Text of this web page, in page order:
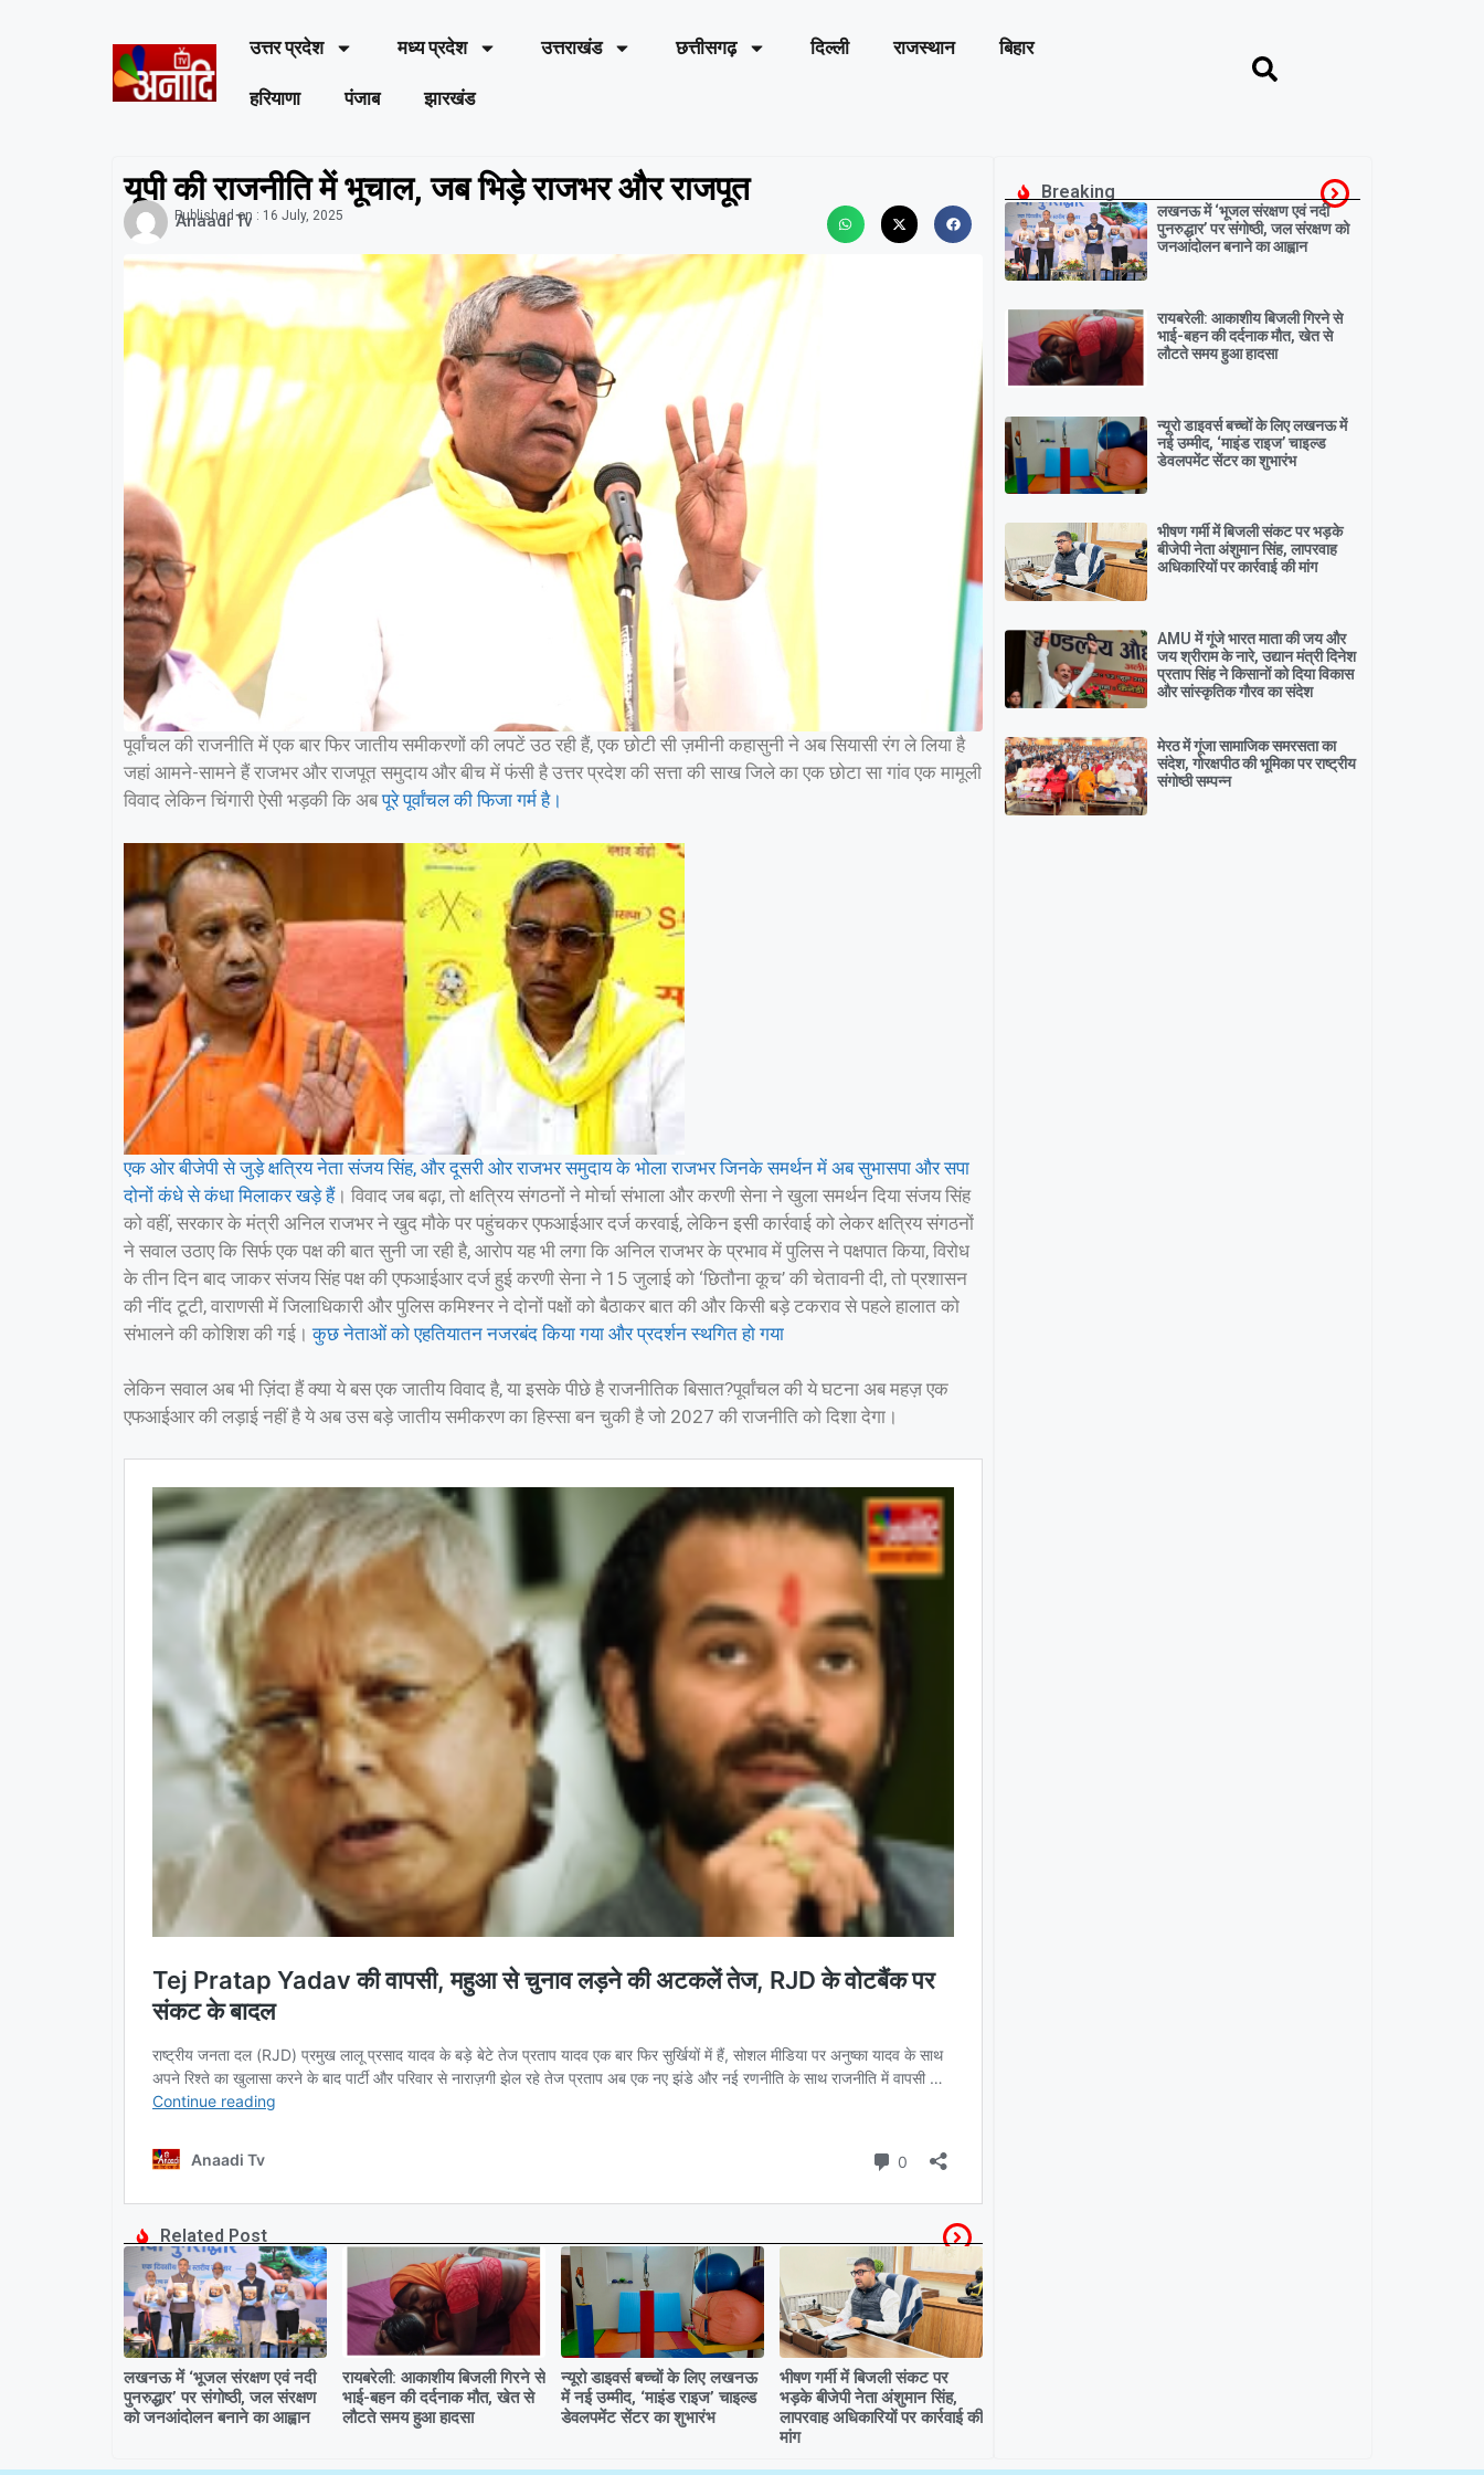
उत्तर प्रदेश मध्य प्रदेश उत्तराखंड छत्तीसगढ़ दिल्ली राजस्थान बिहार
हरियाणा पंजाब झारखंड
यूपी की राजनीति में भूचाल, जब भिड़े राजभर और राजपूत
Anaadi Tv
Published on : 16 July, 2025
पूर्वांचल की राजनीति में एक बार फिर जातीय समीकरणों की लपटें उठ रही हैं, एक छोटी सी ज़मीनी कहासुनी ने अब सियासी रंग ले लिया है
जहां आमने-सामने हैं राजभर और राजपूत समुदाय और बीच में फंसी है उत्तर प्रदेश की सत्ता की साख जिले का एक छोटा सा गांव एक मामूली
विवाद लेकिन चिंगारी ऐसी भड़की कि अबपूरे पूर्वांचल की फिजा गर्म है।
एक ओर बीजेपी से जुड़े क्षत्रिय नेता संजय सिंह, और दूसरी ओर राजभर समुदाय के भोला राजभर जिनके समर्थन में अब सुभासपा और सपा
दोनों कंधे से कंधा मिलाकर खड़े हैं। विवाद जब बढ़ा, तो क्षत्रिय संगठनों ने मोर्चा संभाला और करणी सेना ने खुला समर्थन दिया संजय सिंह
को वहीं, सरकार के मंत्री अनिल राजभर ने खुद मौके पर पहुंचकर एफआईआर दर्ज करवाई, लेकिन इसी कार्रवाई को लेकर क्षत्रिय संगठनों
ने सवाल उठाए कि सिर्फ एक पक्ष की बात सुनी जा रही है, आरोप यह भी लगा कि अनिल राजभर के प्रभाव में पुलिस ने पक्षपात किया, विरोध
के तीन दिन बाद जाकर संजय सिंह पक्ष की एफआईआर दर्ज हुई करणी सेना ने 15 जुलाई को ‘छितौना कूच’ की चेतावनी दी, तो प्रशासन
की नींद टूटी, वाराणसी में जिलाधिकारी और पुलिस कमिश्नर ने दोनों पक्षों को बैठाकर बात की और किसी बड़े टकराव से पहले हालात को
संभालने की कोशिश की गई।कुछ नेताओं को एहतियातन नजरबंद किया गया और प्रदर्शन स्थगित हो गया
लेकिन सवाल अब भी ज़िंदा हैं क्या ये बस एक जातीय विवाद है, या इसके पीछे है राजनीतिक बिसात?पूर्वांचल की ये घटना अब महज़ एक
एफआईआर की लड़ाई नहीं है ये अब उस बड़े जातीय समीकरण का हिस्सा बन चुकी है जो 2027 की राजनीति को दिशा देगा।
Related Post
लखनऊ में ‘भूजल संरक्षण एवं नदी
पुनरुद्धार’ पर संगोष्ठी, जल संरक्षण
को जनआंदोलन बनाने का आह्वान
रायबरेली: आकाशीय बिजली गिरने से
भाई-बहन की दर्दनाक मौत, खेत से
लौटते समय हुआ हादसा
न्यूरो डाइवर्स बच्चों के लिए लखनऊ
में नई उम्मीद, ‘माइंड राइज’ चाइल्ड
डेवलपमेंट सेंटर का शुभारंभ
भीषण गर्मी में बिजली संकट पर
भड़के बीजेपी नेता अंशुमान सिंह,
लापरवाह अधिकारियों पर कार्रवाई की
मांग
Breaking
लखनऊ में ‘भूजल संरक्षण एवं नदी
पुनरुद्धार’ पर संगोष्ठी, जल संरक्षण को
जनआंदोलन बनाने का आह्वान
रायबरेली: आकाशीय बिजली गिरने से
भाई-बहन की दर्दनाक मौत, खेत से
लौटते समय हुआ हादसा
न्यूरो डाइवर्स बच्चों के लिए लखनऊ में
नई उम्मीद, ‘माइंड राइज’ चाइल्ड
डेवलपमेंट सेंटर का शुभारंभ
भीषण गर्मी में बिजली संकट पर भड़के
बीजेपी नेता अंशुमान सिंह, लापरवाह
अधिकारियों पर कार्रवाई की मांग
AMU में गूंजे भारत माता की जय और
जय श्रीराम के नारे, उद्यान मंत्री दिनेश
प्रताप सिंह ने किसानों को दिया विकास
और सांस्कृतिक गौरव का संदेश
मेरठ में गूंजा सामाजिक समरसता का
संदेश, गोरक्षपीठ की भूमिका पर राष्ट्रीय
संगोष्ठी सम्पन्न